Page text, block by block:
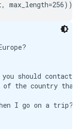
should
of the country
I go on a trip?